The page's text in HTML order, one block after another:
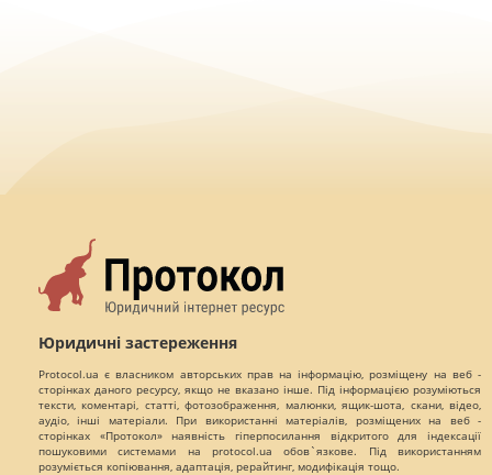
Юридичні застереження
Protocol.ua є власником авторських прав на інформацію, розміщену на веб -
сторінках даного ресурсу, якщо не вказано інше. Під інформацією розуміються
тексти, коментарі, статті, фотозображення, малюнки, ящик-шота, скани, відео,
аудіо, інші матеріали. При використанні матеріалів, розміщених на веб -
сторінках «Протокол» наявність гіперпосилання відкритого для індексації
пошуковими системами на protocol.ua обов`язкове. Під використанням
розуміється копіювання, адаптація, рерайтинг, модифікація тощо.